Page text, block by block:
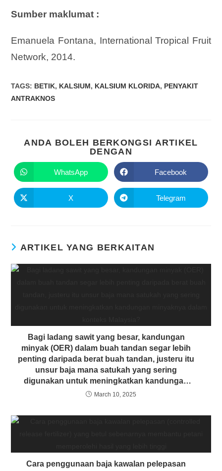
Sumber maklumat :
Emanuela Fontana, International Tropical Fruit
Network, 2014.
TAGS: BETIK, KALSIUM, KALSIUM KLORIDA, PENYAKIT
ANTRAKNOS
ANDA BOLEH BERKONGSI ARTIKEL
DENGAN
WhatsApp Facebook
X Telegram
ARTIKEL YANG BERKAITAN
Bagi ladang sawit yang besar, kandungan
minyak (OER) dalam buah tandan segar lebih
penting daripada berat buah tandan, justeru itu
unsur baja mana satukah yang sering
digunakan untuk meningkatkan kandungan
minyaknya dalam konteks Malaysia?
March 10, 2025
Cara penggunaan baja kawalan pelepasan